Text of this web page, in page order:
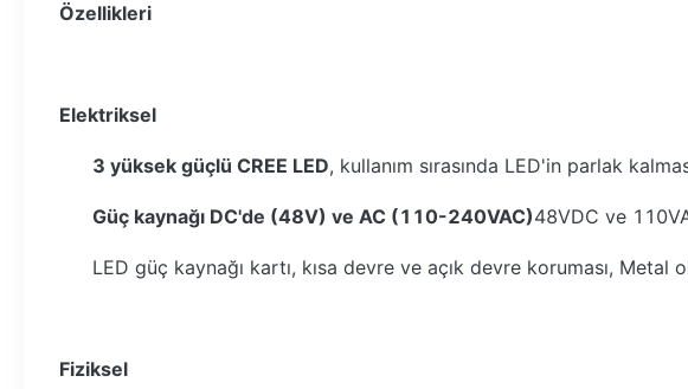
Özellikleri
Elektriksel
3 yüksek güçlü CREE LED, kullanım sırasında LED'in parlak
Güç kaynağı DC'de (48V) ve AC (110-240VAC)48VDC ve
LED güç kaynağı kartı, kısa devre ve açık devre koruması,
Fiziksel